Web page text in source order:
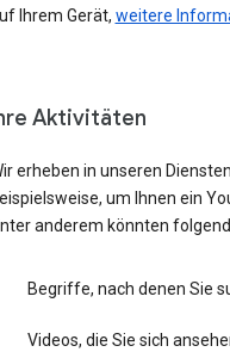
Ihrem Gerät, weitere
Aktivitäten
erheben in unseren
um Ihnen ein
anderem könnten
Begriffe, nach denen Sie
Videos, die Sie sich